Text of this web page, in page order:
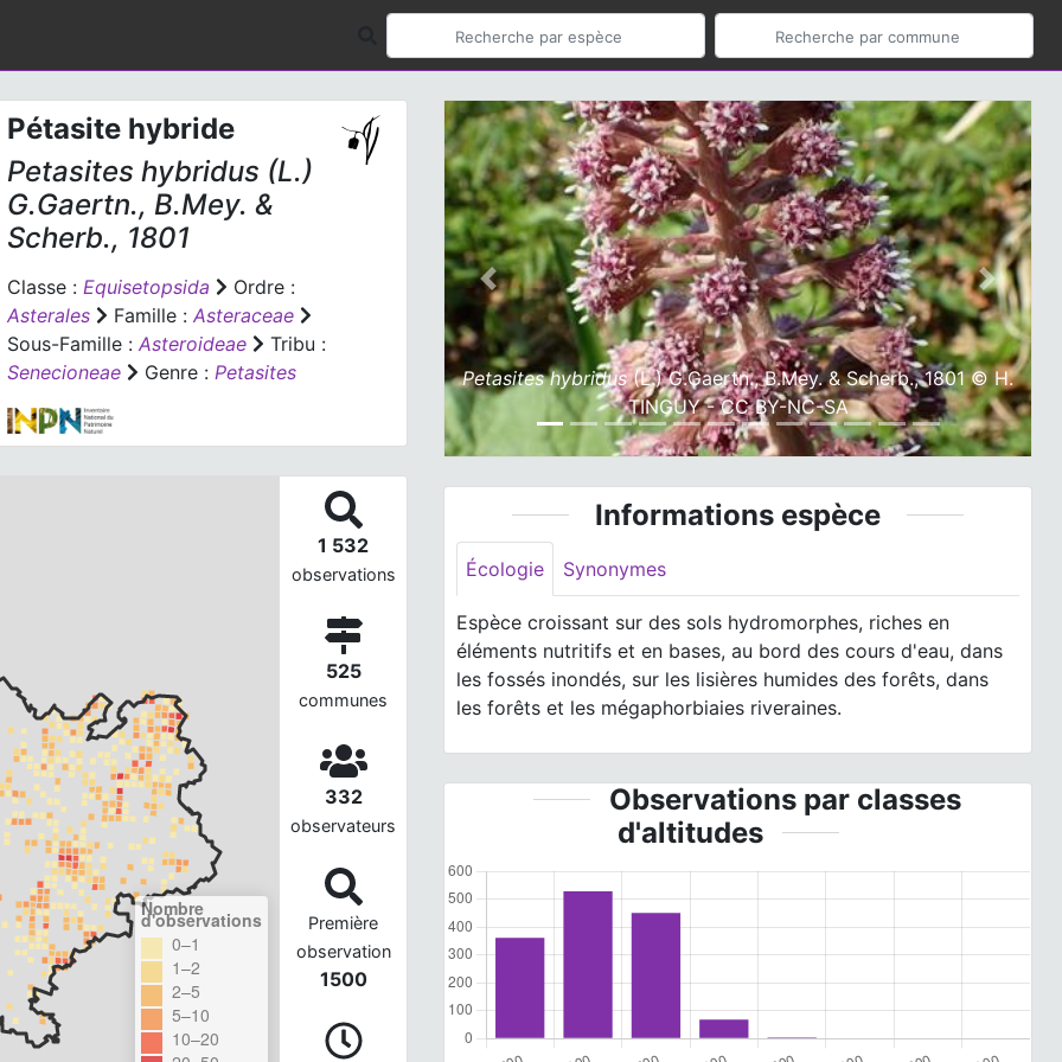
Pétasite hybride
Petasites hybridus (L.)
G.Gaertn., B.Mey. &
Scherb., 1801
Classe : Equisetopsida
Ordre :
Asterales
Famille : Asteraceae
Sous-Famille : Asteroideae
Tribu :
Senecioneae
Genre : Petasites
Nombre
d'observations
0–1
1–2
2–5
5–10
10–20
1 532
observations
525
communes
332
observateurs
Première
observation
1500
Petasites hybridus(L.) G.Gaertn., B.Mey. & Scherb., 1801 © H.
TINGUY - CC BY-NC-SA
Previous Next
Informations espèce
Écologie Synonymes
Espèce croissant sur des sols hydromorphes, riches en
éléments nutritifs et en bases, au bord des cours d'eau, dans
les fossés inondés, sur les lisières humides des forêts, dans
les forêts et les mégaphorbiaies riveraines.
Observations par classes
d'altitudes